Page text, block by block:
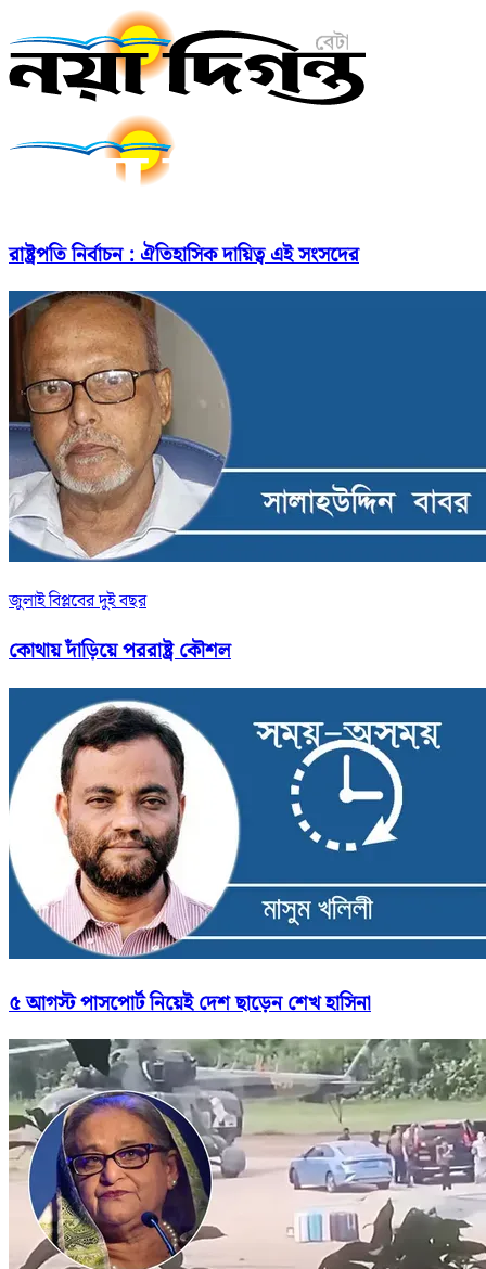
রাষ্ট্রপতি নির্বাচন : ঐতিহাসিক দায়িত্ব এই সংসদের
জুলাই বিপ্লবের দুই বছর
কোথায় দাঁড়িয়ে পররাষ্ট্র কৌশল
৫ আগস্ট পাসপোর্ট নিয়েই দেশ ছাড়েন শেখ হাসিনা